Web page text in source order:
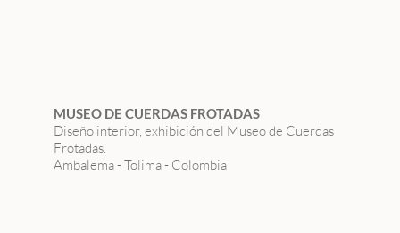
MUSEO DE CUERDAS FROTADAS
Diseño interior, exhibición del Museo de Cuerdas
Frotadas.
Ambalema - Tolima - Colombia